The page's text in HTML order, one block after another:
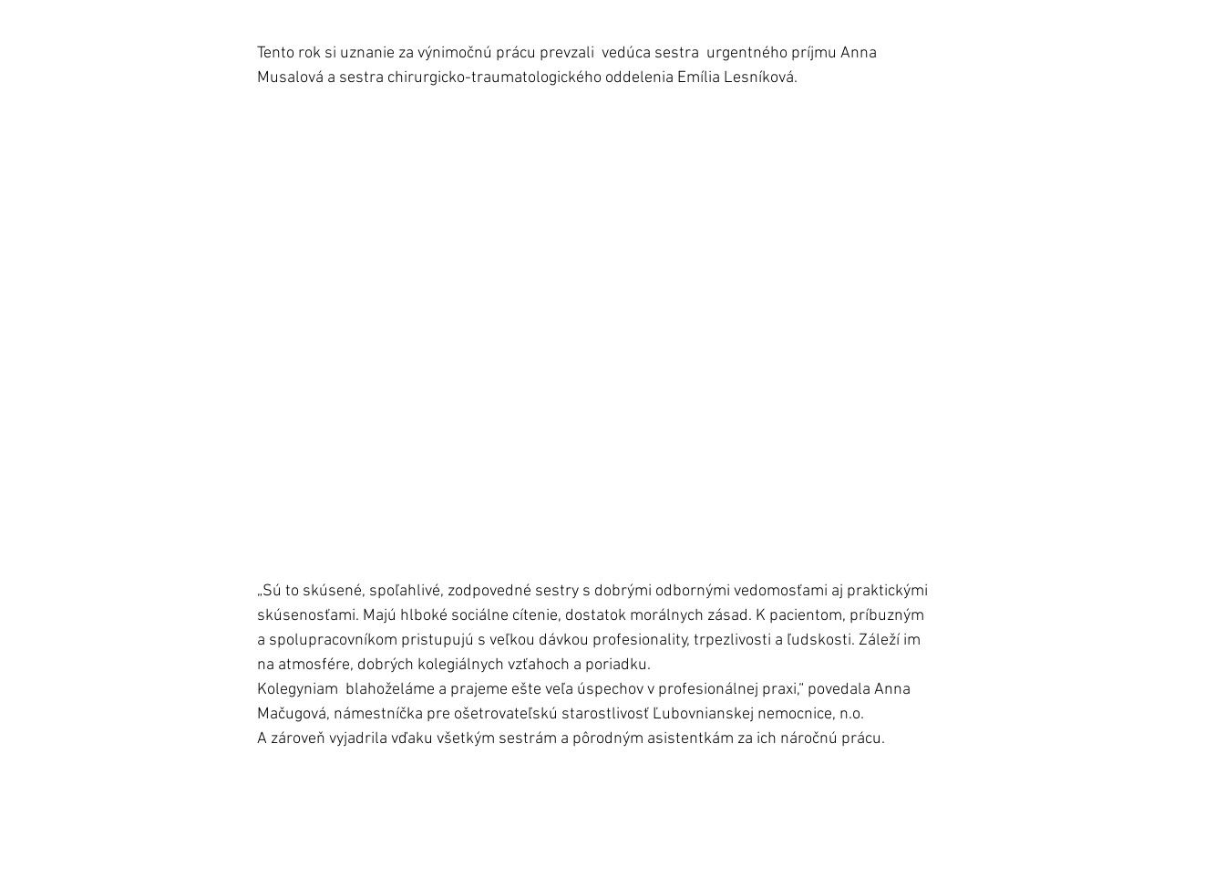
Tento rok si uznanie za výnimočnú prácu prevzali  vedúca sestra  urgentného príjmu Anna
Musalová a sestra chirurgicko-traumatologického oddelenia Emília Lesníková.
„Sú to skúsené, spoľahlivé, zodpovedné sestry s dobrými odbornými vedomosťami aj praktickými
skúsenosťami. Majú hlboké sociálne cítenie, dostatok morálnych zásad. K pacientom, príbuzným
a spolupracovníkom pristupujú s veľkou dávkou profesionality, trpezlivosti a ľudskosti. Záleží im
na atmosfére, dobrých kolegiálnych vzťahoch a poriadku.
Kolegyniam  blahoželáme a prajeme ešte veľa úspechov v profesionálnej praxi,“ povedala Anna
Mačugová, námestníčka pre ošetrovateľskú starostlivosť Ľubovnianskej nemocnice, n.o.
A zároveň vyjadrila vďaku všetkým sestrám a pôrodným asistentkám za ich náročnú prácu.